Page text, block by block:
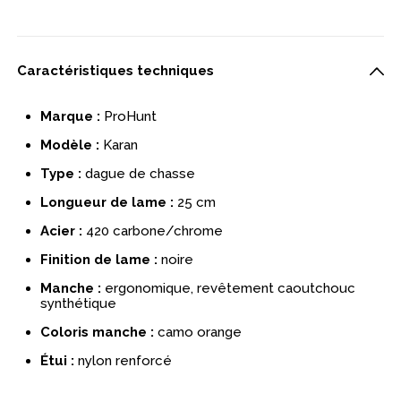
Caractéristiques techniques
Marque : ProHunt
Modèle : Karan
Type : dague de chasse
Longueur de lame : 25 cm
Acier : 420 carbone/chrome
Finition de lame : noire
Manche : ergonomique, revêtement caoutchouc
synthétique
Coloris manche : camo orange
Étui : nylon renforcé